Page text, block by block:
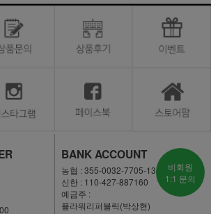
BANK ACCOUNT
농협 : 355-0032-7705-13
신한 : 110-427-887160
예금주 :
플라워리퍼블릭(박상현)
비회원
1:1 문의